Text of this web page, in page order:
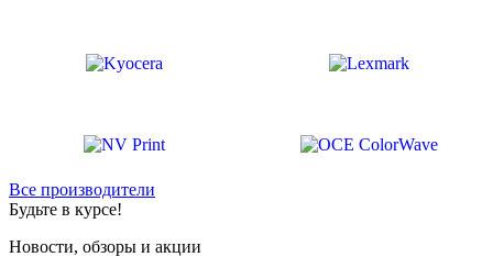
Все производители
Будьте в курсе!
Новости, обзоры и акции